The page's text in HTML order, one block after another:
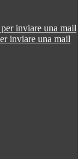
inviare una mail
inviare una mail